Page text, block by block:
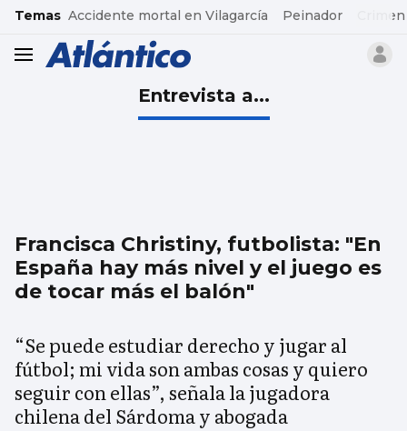
common.go-to-content
Temas Accidente mortal en Vilagarcía Peinador
header.menu.open
Entrevista a...
Francisca Christiny, futbolista: "En
España hay más nivel y el juego es
de tocar más el balón"
“Se puede estudiar derecho y jugar al
fútbol; mi vida son ambas cosas y quiero
seguir con ellas”, señala la jugadora
chilena del Sárdoma y abogada